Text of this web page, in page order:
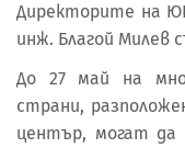
Директорите на
инж. Благой Милев
До 27 май на
страни,
център, могат да